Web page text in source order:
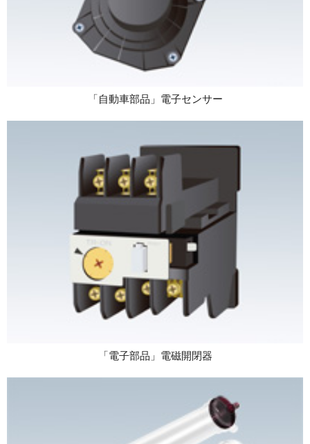
「自動車部品」電子センサー
「電子部品」電磁開閉器